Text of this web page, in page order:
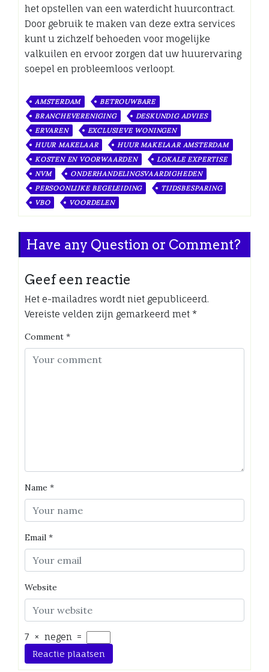
het opstellen van een waterdicht huurcontract.
Door gebruik te maken van deze extra services
kunt u zichzelf behoeden voor mogelijke
valkuilen en ervoor zorgen dat uw huurervaring
soepel en probleemloos verloopt.
AMSTERDAM
BETROUWBARE
BRANCHEVERENIGING
DESKUNDIG ADVIES
ERVAREN
EXCLUSIEVE WONINGEN
HUUR MAKELAAR
HUUR MAKELAAR AMSTERDAM
KOSTEN EN VOORWAARDEN
LOKALE EXPERTISE
NVM
ONDERHANDELINGSVAARDIGHEDEN
PERSOONLIJKE BEGELEIDING
TIJDSBESPARING
VBO
VOORDELEN
Have any Question or Comment?
Geef een reactie
Het e-mailadres wordt niet gepubliceerd.
Vereiste velden zijn gemarkeerd met *
Comment *
Name *
Email *
Website
7 × negen =